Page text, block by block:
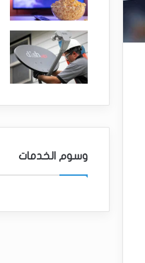
وسوم الخدمات